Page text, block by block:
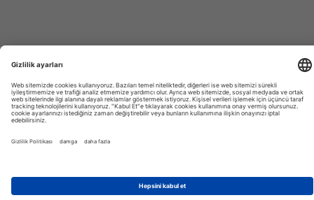
de
Tourismus
Nachrichten,
новости
news,
international